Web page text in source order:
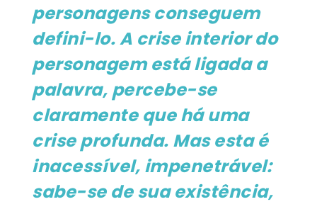
personagens conseguem
defini-lo. A crise interior do
personagem está ligada a
palavra, percebe-se
claramente que há uma
crise profunda. Mas esta é
inacessível, impenetrável:
sabe-se de sua existência,